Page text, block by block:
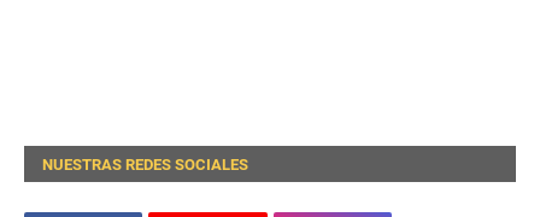
NUESTRAS REDES SOCIALES